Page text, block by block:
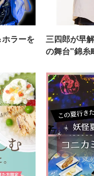
ラーを
三四郎が早
の舞台"錦糸